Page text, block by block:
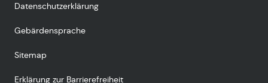
Datenschutzerklärung
Gebärdensprache
Sitemap
Erklärung zur Barrierefreiheit